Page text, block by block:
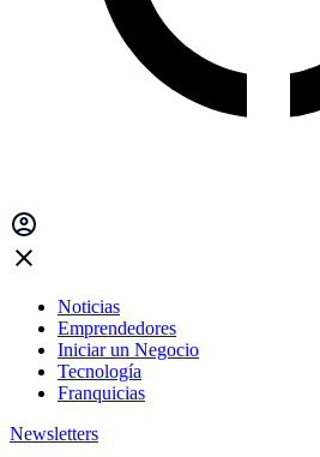
Noticias
Emprendedores
Iniciar un Negocio
Tecnología
Franquicias
Newsletters